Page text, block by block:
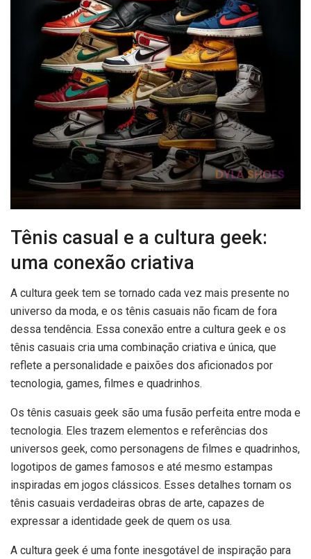
Tênis casual e a cultura geek:
uma conexão criativa
A cultura geek tem se tornado cada vez mais presente no
universo da moda, e os tênis casuais não ficam de fora
dessa tendência. Essa conexão entre a cultura geek e os
tênis casuais cria uma combinação criativa e única, que
reflete a personalidade e paixões dos aficionados por
tecnologia, games, filmes e quadrinhos.
Os tênis casuais geek são uma fusão perfeita entre moda e
tecnologia. Eles trazem elementos e referências dos
universos geek, como personagens de filmes e quadrinhos,
logotipos de games famosos e até mesmo estampas
inspiradas em jogos clássicos. Esses detalhes tornam os
tênis casuais verdadeiras obras de arte, capazes de
expressar a identidade geek de quem os usa.
A cultura geek é uma fonte inesgotável de inspiração para